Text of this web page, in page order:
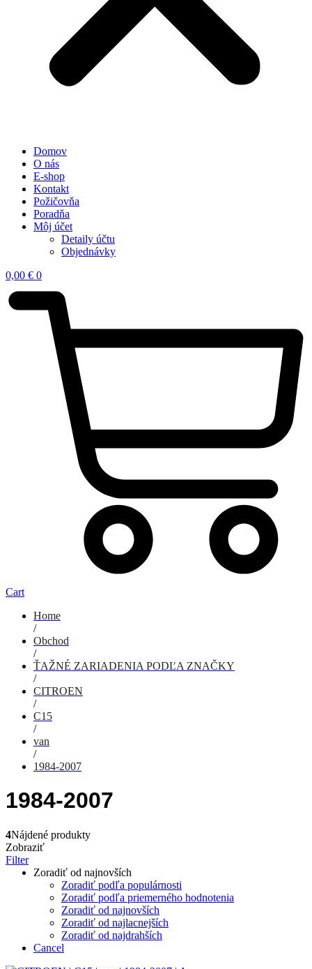
Domov
O nás
E-shop
Kontakt
Požičovňa
Poradňa
Môj účet
Detaily účtu
Objednávky
0,00 € 0
Cart
Home
/
Obchod
/
ŤAŽNÉ ZARIADENIA PODĽA ZNAČKY
/
CITROEN
/
C15
/
van
/
1984-2007
1984-2007
4Nájdené produkty
Zobraziť
Filter
Zoradiť od najnovších
Zoradiť podľa populárnosti
Zoradiť podľa priemerného hodnotenia
Zoradiť od najnovších
Zoradiť od najlacnejších
Zoradiť od najdrahších
Cancel